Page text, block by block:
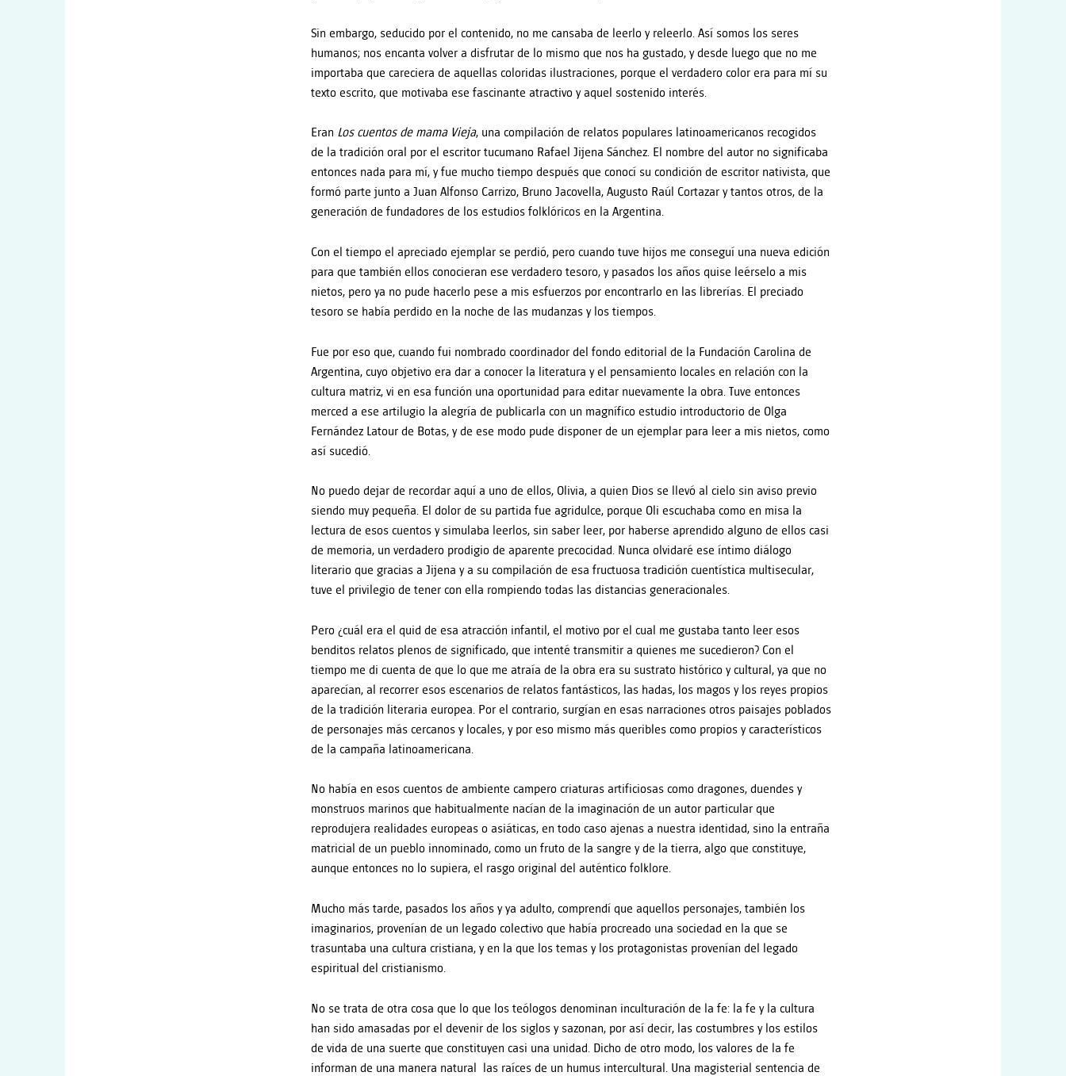
Sin embargo, seducido por el contenido, no me cansaba de leerlo y releerlo. Así somos los seres
humanos; nos encanta volver a disfrutar de lo mismo que nos ha gustado, y desde luego que no me
importaba que careciera de aquellas coloridas ilustraciones, porque el verdadero color era para mí su
texto escrito, que motivaba ese fascinante atractivo y aquel sostenido interés.
Eran Los cuentos de mama Vieja, una compilación de relatos populares latinoamericanos recogidos
de la tradición oral por el escritor tucumano Rafael Jijena Sánchez. El nombre del autor no significaba
entonces nada para mí, y fue mucho tiempo después que conocí su condición de escritor nativista, que
formó parte junto a Juan Alfonso Carrizo, Bruno Jacovella, Augusto Raúl Cortazar y tantos otros, de la
generación de fundadores de los estudios folklóricos en la Argentina.
Con el tiempo el apreciado ejemplar se perdió, pero cuando tuve hijos me conseguí una nueva edición
para que también ellos conocieran ese verdadero tesoro, y pasados los años quise leérselo a mis
nietos, pero ya no pude hacerlo pese a mis esfuerzos por encontrarlo en las librerías. El preciado
tesoro se había perdido en la noche de las mudanzas y los tiempos.
Fue por eso que, cuando fui nombrado coordinador del fondo editorial de la Fundación Carolina de
Argentina, cuyo objetivo era dar a conocer la literatura y el pensamiento locales en relación con la
cultura matriz, vi en esa función una oportunidad para editar nuevamente la obra. Tuve entonces
merced a ese artilugio la alegría de publicarla con un magnífico estudio introductorio de Olga
Fernández Latour de Botas, y de ese modo pude disponer de un ejemplar para leer a mis nietos, como
así sucedió.
No puedo dejar de recordar aquí a uno de ellos, Olivia, a quien Dios se llevó al cielo sin aviso previo
siendo muy pequeña. El dolor de su partida fue agridulce, porque Oli escuchaba como en misa la
lectura de esos cuentos y simulaba leerlos, sin saber leer, por haberse aprendido alguno de ellos casi
de memoria, un verdadero prodigio de aparente precocidad. Nunca olvidaré ese íntimo diálogo
literario que gracias a Jijena y a su compilación de esa fructuosa tradición cuentística multisecular,
tuve el privilegio de tener con ella rompiendo todas las distancias generacionales.
Pero ¿cuál era el quid de esa atracción infantil, el motivo por el cual me gustaba tanto leer esos
benditos relatos plenos de significado, que intenté transmitir a quienes me sucedieron? Con el
tiempo me di cuenta de que lo que me atraía de la obra era su sustrato histórico y cultural, ya que no
aparecían, al recorrer esos escenarios de relatos fantásticos, las hadas, los magos y los reyes propios
de la tradición literaria europea. Por el contrario, surgían en esas narraciones otros paisajes poblados
de personajes más cercanos y locales, y por eso mismo más queribles como propios y característicos
de la campaña latinoamericana.
No había en esos cuentos de ambiente campero criaturas artificiosas como dragones, duendes y
monstruos marinos que habitualmente nacían de la imaginación de un autor particular que
reprodujera realidades europeas o asiáticas, en todo caso ajenas a nuestra identidad, sino la entraña
matricial de un pueblo innominado, como un fruto de la sangre y de la tierra, algo que constituye,
aunque entonces no lo supiera, el rasgo original del auténtico folklore.
Mucho más tarde, pasados los años y ya adulto, comprendí que aquellos personajes, también los
imaginarios, provenían de un legado colectivo que había procreado una sociedad en la que se
trasuntaba una cultura cristiana, y en la que los temas y los protagonistas provenían del legado
espiritual del cristianismo.
No se trata de otra cosa que lo que los teólogos denominan inculturación de la fe: la fe y la cultura
han sido amasadas por el devenir de los siglos y sazonan, por así decir, las costumbres y los estilos
de vida de una suerte que constituyen casi una unidad. Dicho de otro modo, los valores de la fe
informan de una manera natural las raíces de un humus intercultural. Una magisterial sentencia de